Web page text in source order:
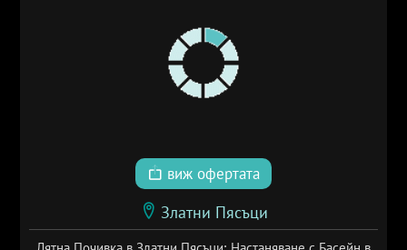
виж офертата
Златни Пясъци